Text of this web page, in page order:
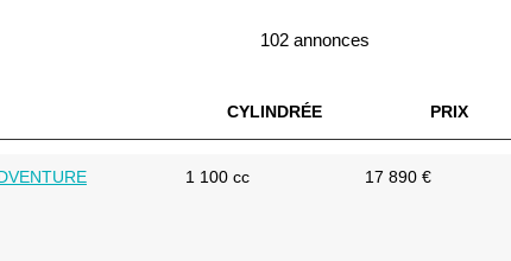
102 annonces
CYLINDRÉE PRIX
1 100 cc 17 890 €